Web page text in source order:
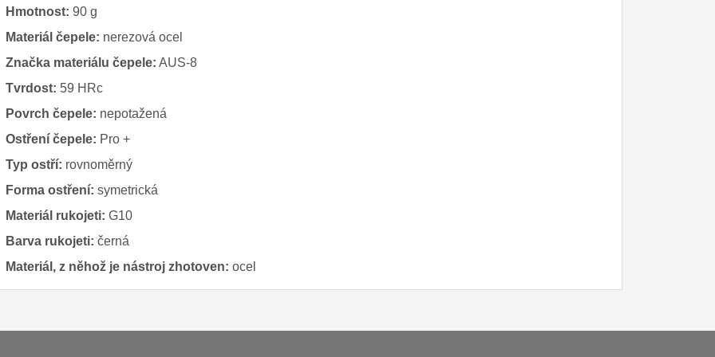
Hmotnost: 90 g
Materiál čepele: nerezová ocel
Značka materiálu čepele: AUS-8
Tvrdost: 59 HRc
Povrch čepele: nepotažená
Ostření čepele: Pro +
Typ ostří: rovnoměrný
Forma ostření: symetrická
Materiál rukojeti: G10
Barva rukojeti: černá
Materiál, z něhož je nástroj zhotoven: ocel